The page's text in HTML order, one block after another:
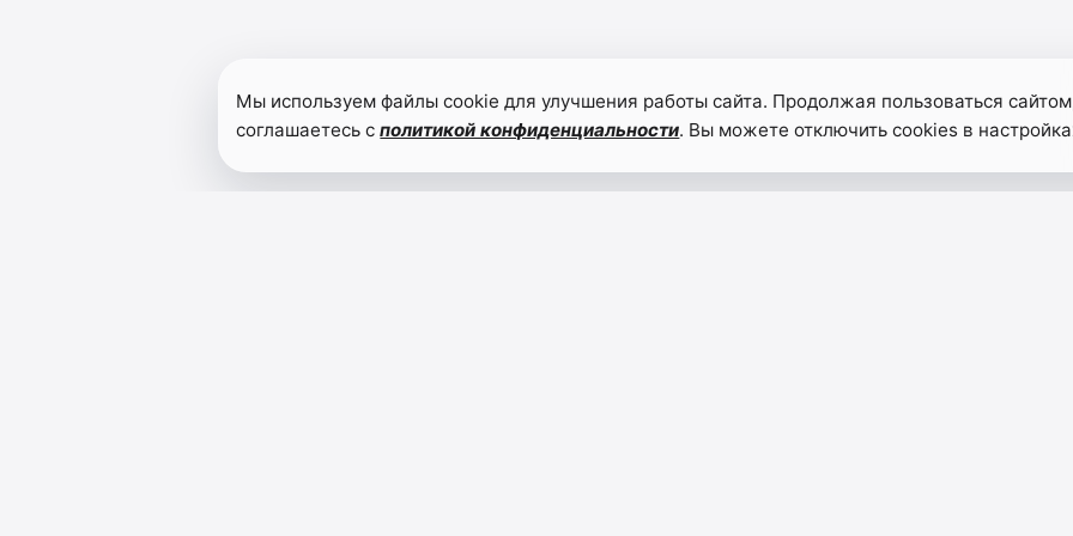
Мы используем файлы cookie для улучшения работы сайта. Продолжая пользоваться
соглашаетесь сполитикой конфиденциальности. Вы можете отключить cookies в